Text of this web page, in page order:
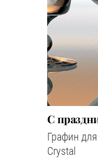
С
Графин
Crystal